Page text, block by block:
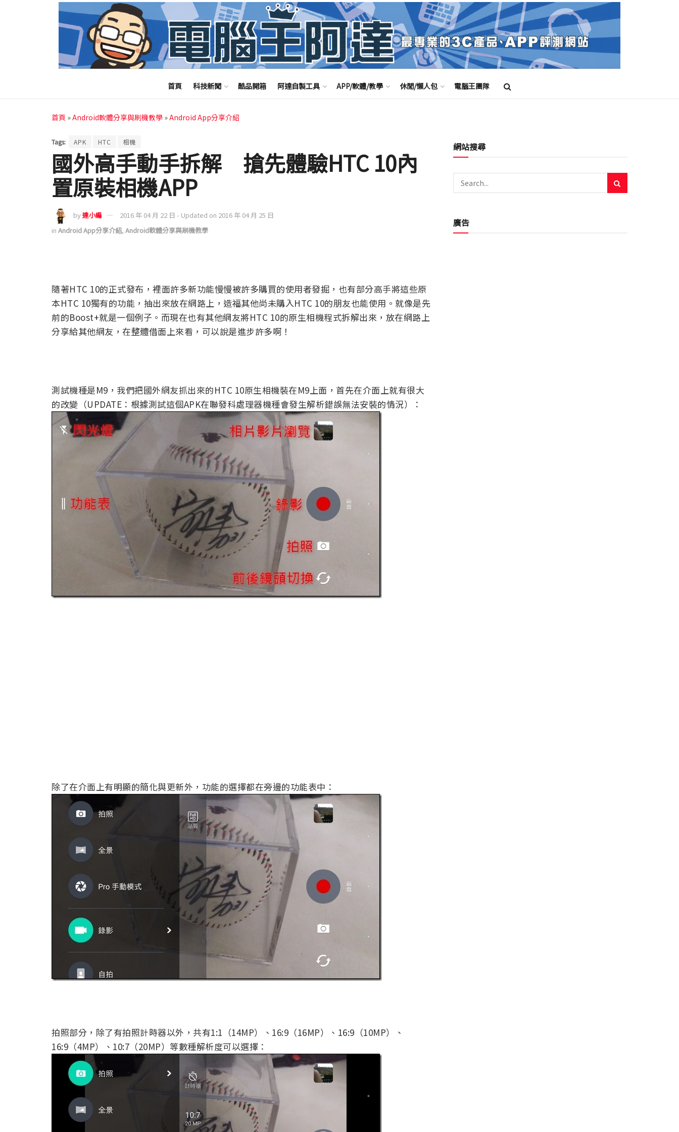
首頁 科技新聞 酷品開箱 阿達自製工具 APP/軟體/教學 休閒/懶人包 電腦王團隊
首頁 »Android軟體分享與刷機教學 »Android App分享介紹
Tags: APK HTC 相機
國外高手動手拆解 搶先體驗HTC 10內
置原裝相機APP
by達小編
2016 年 04 月 22 日 - Updated on 2016 年 04 月 25 日
in Android App分享介紹, Android軟體分享與刷機教學
隨著HTC 10的正式發布，裡面許多新功能慢慢被許多購買的使用者發掘，也有部分高手將這些原
本HTC 10獨有的功能，抽出來放在網路上，造福其他尚未購入HTC 10的朋友也能使用。就像是先
前的Boost+就是一個例子。而現在也有其他網友將HTC 10的原生相機程式拆解出來，放在網路上
分享給其他網友，在整體借面上來看，可以說是進步許多啊！
測試機種是M9，我們把國外網友抓出來的HTC 10原生相機裝在M9上面，首先在介面上就有很大
的改變（UPDATE：根據測試這個APK在聯發科處理器機種會發生解析錯誤無法安裝的情況）：
除了在介面上有明顯的簡化與更新外，功能的選擇都在旁邊的功能表中：
拍照部分，除了有拍照計時器以外，共有1:1（14MP）、16:9（16MP）、16:9（10MP）、
16:9（4MP）、10:7（20MP）等數種解析度可以選擇：
網站搜尋
廣告